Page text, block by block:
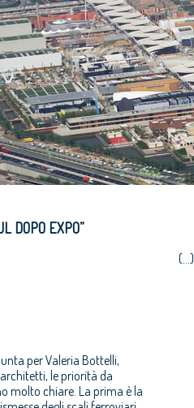
DOPO EXPO”
per Valeria Bottelli,
le priorità da
molto chiare. La prima è la
(...)